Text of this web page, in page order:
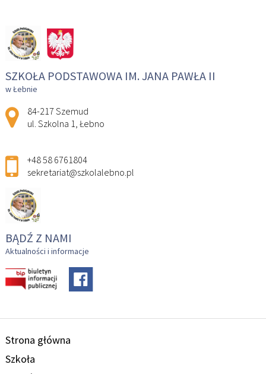
SZKOŁA PODSTAWOWA IM. JANA PAWŁA II
w Łebnie
Adres pocztowy:
84-217 Szemud
ul. Szkolna 1, Łebno
+48 58 6761804
sekretariat@szkolalebno.pl
BĄDŹ Z NAMI
Aktualności i informacje
Strona główna
Szkoła